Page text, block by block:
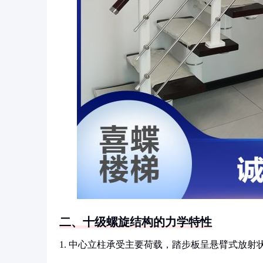
二、十级螺旋结构的力学特性
1. 中心立柱承受主要荷载，踏步板呈悬臂式放射